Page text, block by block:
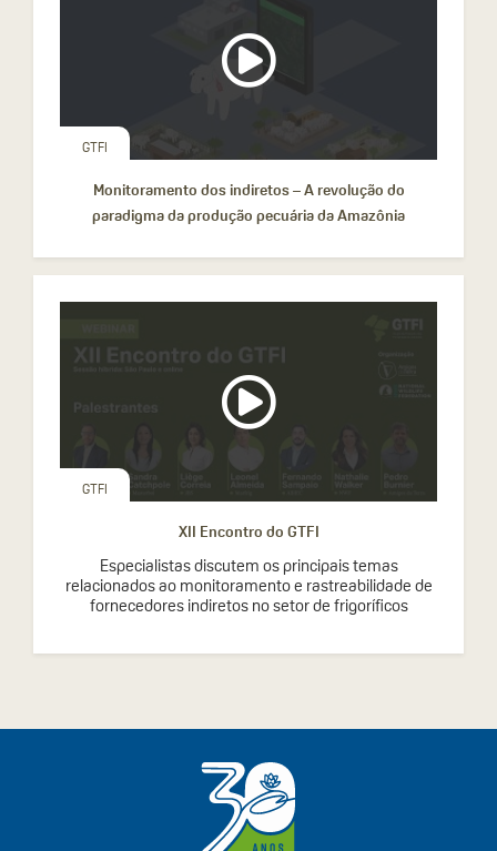
GTFI
Monitoramento dos indiretos – A revolução do
paradigma da produção pecuária da Amazônia
GTFI
XII Encontro do GTFI
Especialistas discutem os principais temas
relacionados ao monitoramento e rastreabilidade de
fornecedores indiretos no setor de frigoríficos